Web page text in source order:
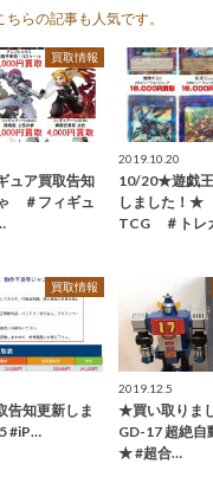
ちらの記事も人気です。
買取情報
ア買取告知
＃フィギュ
2019.10.20
10/20★遊戯
しました！
TCG ＃トレ
買取情報
告知更新しま
#iP…
2019.12.5
★買い取りま
GD-17 超絶
★ #超合…